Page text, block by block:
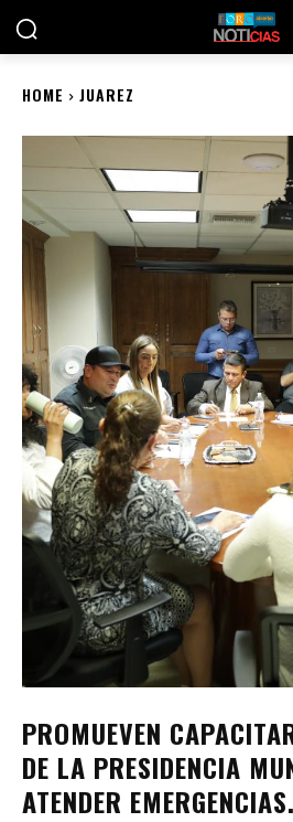
HOME JUAREZ
PROMUEVEN
DE LA PRESIDENCIA
ATENDER EMERGENCIAS.